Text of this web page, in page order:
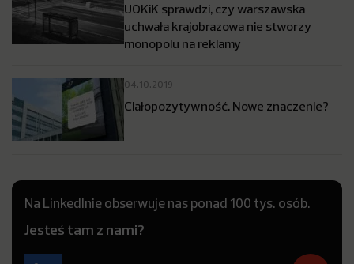
UOKiK sprawdzi, czy warszawska
uchwała krajobrazowa nie stworzy
monopolu na reklamy
04.10.2019
Ciałopozytywność. Nowe znaczenie?
Na LinkedInie obserwuje nas ponad 100 tys. osób.
Jesteś tam z nami?